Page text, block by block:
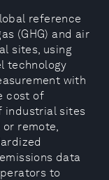
reference
(GHG) and air
sites, using
technology
with
cost of
industrial sites
remote,
data
to